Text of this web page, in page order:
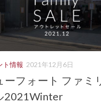
ト情報 2021年12月6日
ーフォート ファミ
2021Winter